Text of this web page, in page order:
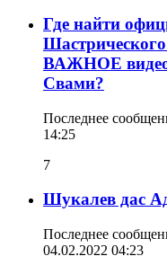
Где найти
ВАЖНОЕ
Свами?
Последнее
14:25
7
Шукалев дас
Последнее
04.02.2022 04:23